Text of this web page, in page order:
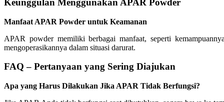
Keunggulan Menggunakan APAR Powder
Manfaat APAR Powder untuk Keamanan
APAR powder memiliki berbagai manfaat, seperti
mengoperasikannya dalam situasi darurat.
FAQ – Pertanyaan yang Sering Diajukan
Apa yang Harus Dilakukan Jika APAR Tidak Berfungsi?